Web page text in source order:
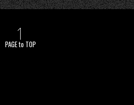
PAGE to TOP